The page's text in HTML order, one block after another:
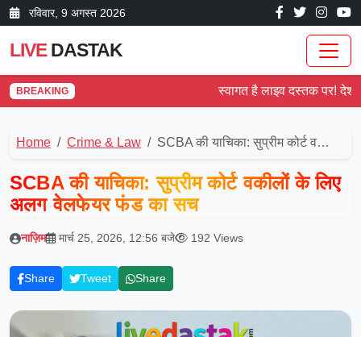
रविवार, 9 अगस्त 2026
LIVEDASTAK
BREAKING स्वागत है लाइव दस्तक पर! देश
Home Crime & Law SCBA की याचिका: सुप्रीम कोर्ट व…
SCBA की याचिका: सुप्रीम कोर्ट वकीलों के लिए
अलग वेलफेयर फंड का सच
नाज़िम मार्च 25, 2026, 12:56 बजे 192 Views
Share Tweet Share